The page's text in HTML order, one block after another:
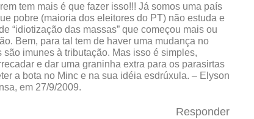
tem mais é que fazer isso!!! Já somos uma país
pobre (maioria dos eleitores do PT) não estuda e
“idiotização das massas” que começou mais ou
Bem, para tal tem de haver uma mudança no
imunes à tributação. Mas isso é simples,
e dar uma graninha extra para os parasirtas
a bota no Minc e na sua idéia esdrúxula. – Elyson
em 27/9/2009.
Responder